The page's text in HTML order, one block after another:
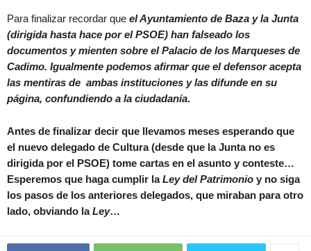
Para finalizar recordar que el Ayuntamiento de Baza y la Junta
(dirigida hasta hace por el PSOE) han falseado los
documentos y mienten sobre el Palacio de los Marqueses de
Cadimo. Igualmente podemos afirmar que el defensor acepta
las mentiras de ambas instituciones y las difunde en su
página, confundiendo a la ciudadanía.
Antes de finalizar decir que llevamos meses esperando que
el nuevo delegado de Cultura (desde que la Junta no es
dirigida por el PSOE) tome cartas en el asunto y conteste…
Esperemos que haga cumplir laLey del Patrimonio y no siga
los pasos de los anteriores delegados, que miraban para otro
lado, obviando laLey…